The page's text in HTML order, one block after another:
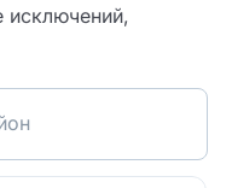
исключений,